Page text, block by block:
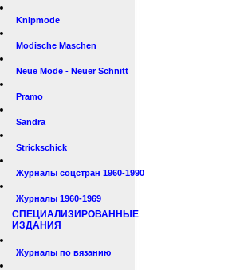
Knipmode
Modische Maschen
Neue Mode - Neuer Schnitt
Pramo
Sandra
Strickschick
Журналы соцстран 1960-1990
Журналы 1960-1969
СПЕЦИАЛИЗИРОВАННЫЕ
ИЗДАНИЯ
Журналы по вязанию